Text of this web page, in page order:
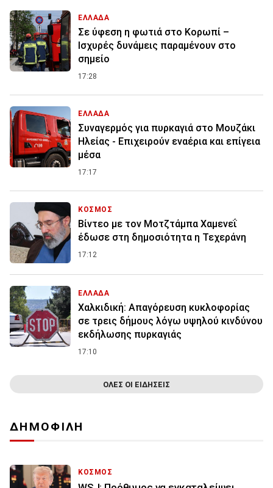
ΕΛΛΑΔΑ
Σε ύφεση η φωτιά στο Κορωπί –
Ισχυρές δυνάμεις παραμένουν στο
σημείο
17:28
ΕΛΛΑΔΑ
Συναγερμός για πυρκαγιά στο Μουζάκι
Ηλείας - Επιχειρούν εναέρια και επίγεια
μέσα
17:17
ΚΟΣΜΟΣ
Βίντεο με τον Μοτζτάμπα Χαμενεΐ
έδωσε στη δημοσιότητα η Τεχεράνη
17:12
ΕΛΛΑΔΑ
Χαλκιδική: Απαγόρευση κυκλοφορίας
σε τρεις δήμους λόγω υψηλού κινδύνου
εκδήλωσης πυρκαγιάς
17:10
ΟΛΕΣ ΟΙ ΕΙΔΗΣΕΙΣ
ΔΗΜΟΦΙΛΗ
ΚΟΣΜΟΣ